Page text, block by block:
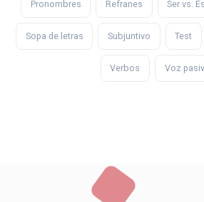
Pronombres Refranes Ser vs.
Sopa de letras Subjuntivo Test
Verbos Voz